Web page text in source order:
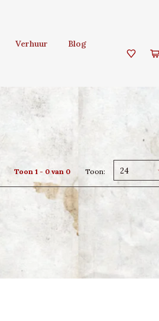
Verhuur
Blog
Toon 1 - 0 van 0 Toon: 24